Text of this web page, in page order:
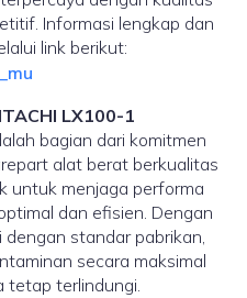
Informasi lengkap dan
link berikut:
LX100-1
bagian dari komitmen
alat berat berkualitas
untuk menjaga performa
dan efisien. Dengan
standar pabrikan,
secara maksimal
tetap terlindungi.